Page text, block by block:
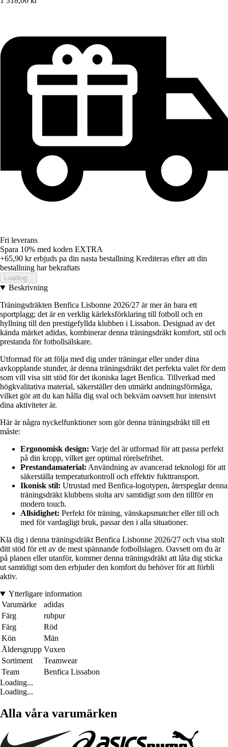
Fri leverans
Spara 10% med koden EXTRA
+65,90 krerbjuds pa din nasta bestallning Krediteras efter att din
bestallning har bekraftats
Loading...
Beskrivning
Träningsdräkten Benfica Lisbonne 2026/27 är mer än bara ett
sportplagg; det är en verklig kärleksförklaring till fotboll och en
hyllning till den prestigefyllda klubben i Lissabon. Designad av det
kända märket adidas, kombinerar denna träningsdräkt komfort, stil och
prestanda för fotbollsälskare.
Utformad för att följa med dig under träningar eller under dina
avkopplande stunder, är denna träningsdräkt det perfekta valet för dem
som vill visa sitt stöd för det ikoniska laget Benfica. Tillverkad med
högkvalitativa material, säkerställer den utmärkt andningsförmåga,
vilket gör att du kan hålla dig sval och bekväm oavsett hur intensivt
dina aktiviteter är.
Här är några nyckelfunktioner som gör denna träningsdräkt till ett
måste:
Ergonomisk design: Varje del är utformad för att passa perfekt
på din kropp, vilket ger optimal rörelsefrihet.
Prestandamaterial: Användning av avancerad teknologi för att
säkerställa temperaturkontroll och effektiv fukttransport.
Ikonisk stil: Utrustad med Benfica-logotypen, återspeglar denna
träningsdräkt klubbens stolta arv samtidigt som den tillför en
modern touch.
Allsidighet: Perfekt för träning, vänskapsmatcher eller till och
med för vardagligt bruk, passar den i alla situationer.
Klä dig i denna träningsdräkt Benfica Lisbonne 2026/27 och visa stolt
ditt stöd för ett av de mest spännande fotbollslagen. Oavsett om du är
på planen eller utanför, kommer denna träningsdräkt att låta dig sticka
ut samtidigt som den erbjuder den komfort du behöver för att förbli
aktiv.
Ytterligare information
Varumärke
adidas
Färg
rubpur
Färg
Röd
Kön
Män
Åldersgrupp Vuxen
Sortiment
Teamwear
Team
Benfica Lissabon
Loading...
Loading...
Alla våra varumärken